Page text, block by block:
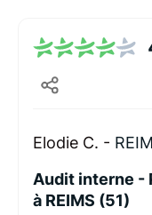
Elodie C. -
Audit interne -
à REIMS (51)